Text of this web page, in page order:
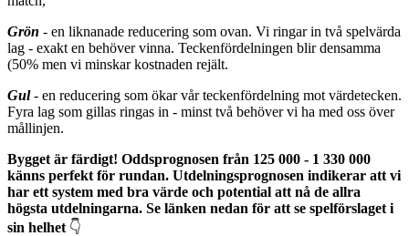
Grön - en liknanade reducering som ovan. Vi ringar in två spelvärda
lag - exakt en behöver vinna. Teckenfördelningen blir densamma
(50% men vi minskar kostnaden rejält.
Gul - en reducering som ökar vår teckenfördelning mot värdetecken.
Fyra lag som gillas ringas in - minst två behöver vi ha med oss över
mållinjen.
Bygget är färdigt! Oddsprognosen från 125 000 - 1 330 000
känns perfekt för rundan. Utdelningsprognosen indikerar att vi
har ett system med bra värde och potential att nå de allra
högsta utdelningarna. Se länken nedan för att se spelförslaget i
sin helhet 👇